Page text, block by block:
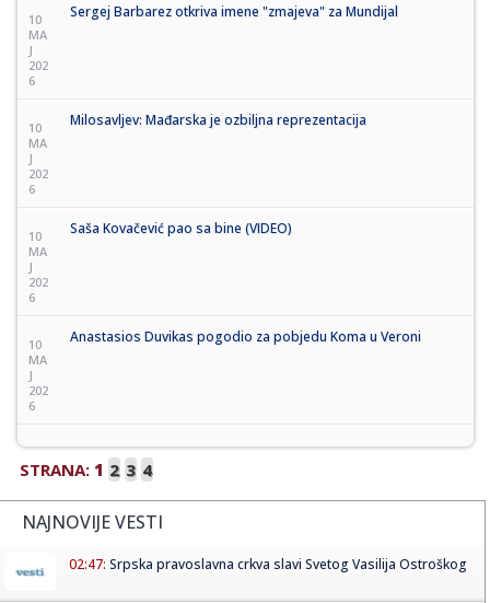
10
MA
J
202
6
Sergej Barbarez otkriva imene "zmajeva" za Mundijal
10
MA
J
202
6
Milosavljev: Mađarska je ozbiljna reprezentacija
10
MA
J
202
6
Saša Kovačević pao sa bine (VIDEO)
10
MA
J
202
6
Anastasios Duvikas pogodio za pobjedu Koma u Veroni
STRANA: 1 2 3 4
NAJNOVIJE VESTI
02:47: Srpska pravoslavna crkva slavi Svetog Vasilija Ostroškog